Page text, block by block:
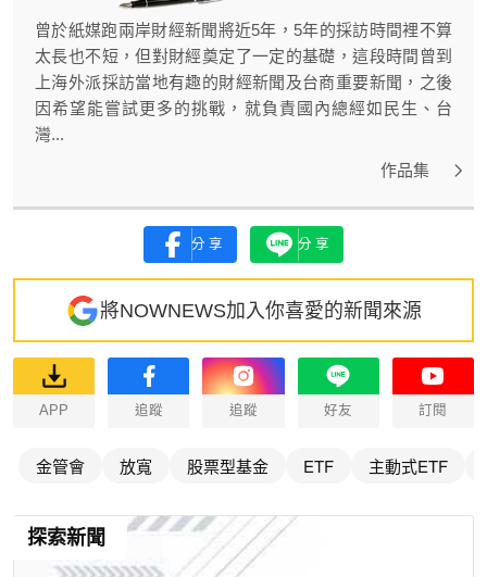
曾於紙媒跑兩岸財經新聞將近5年，5年的採訪時間裡不算
太長也不短，但對財經奠定了一定的基礎，這段時間曾到
上海外派採訪當地有趣的財經新聞及台商重要新聞，之後
因希望能嘗試更多的挑戰，就負責國內總經如民生、台
灣...
作品集
分享 分享
將NOWNEWS加入你喜愛的新聞來源
APP 追蹤 追蹤 好友 訂閱
金管會 放寬 股票型基金 ETF 主動式ETF
探索新聞